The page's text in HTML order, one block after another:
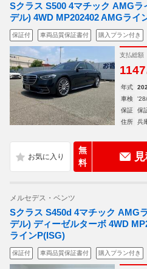
Sクラス S500 4マチック AMG
デル) 4WD MP202402 AMGライ
保証付 車両品質保証書付 購入プラン付き
支払総額
1147
年式
車検
保証
保
住所
兵
無
料
メルセデス・ベンツ
Sクラス S450d 4マチック AMG
デル) ディーゼルターボ 4WD
ラインP(ISG)
保証付 車両品質保証書付 購入プラン付き